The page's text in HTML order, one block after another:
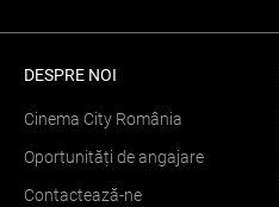
DESPRE NOI
Cinema City România
Oportunități de angajare
Contactează-ne